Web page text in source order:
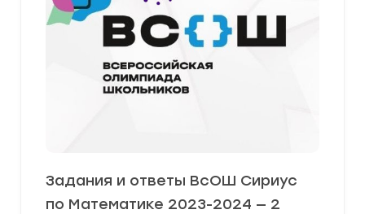
Задания и ответы ВсОШ Сириус
по Математике 2023-2024 — 2